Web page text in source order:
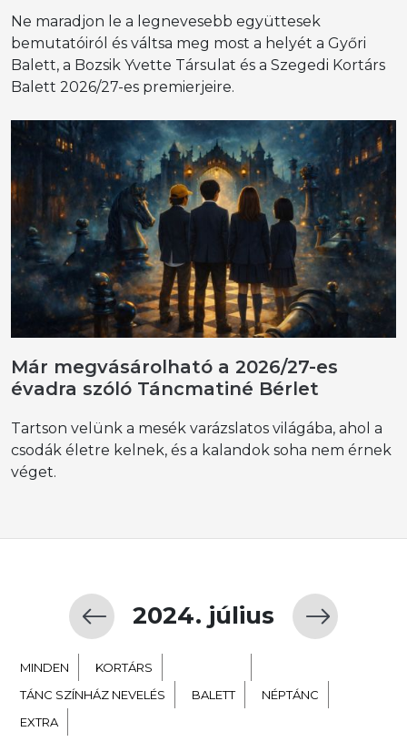
Ne maradjon le a legnevesebb együttesek
bemutatóiról és váltsa meg most a helyét a Győri
Balett, a Bozsik Yvette Társulat és a Szegedi Kortárs
Balett 2026/27-es premierjeire.
Már megvásárolható a 2026/27-es
évadra szóló Táncmatiné Bérlet
Tartson velünk a mesék varázslatos világába, ahol a
csodák életre kelnek, és a kalandok soha nem érnek
véget.
2024. július
MINDEN KORTÁRS
TÁNC SZÍNHÁZ NEVELÉS
BALETT
NÉPTÁNC
EXTRA